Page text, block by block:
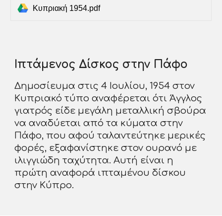
Κυπριακή 1954.pdf
Ιπτάμενος Δίσκος στην Πάφο
Δημοσίευμα στις 4 Ιουλίου, 1954 στον
Κυπριακό τύπο αναφέρεται ότι Άγγλος
γιατρός είδε μεγάλη μεταλλική σβούρα
να αναδύεται από τα κύματα στην
Πάφο, που αφού ταλαντεύτηκε μερικές
φορές, εξαφανίστηκε στον ουρανό με
ιλιγγιώδη ταχύτητα. Αυτή είναι η
πρώτη αναφορά ιπταμένου δίσκου
στην Κύπρο.